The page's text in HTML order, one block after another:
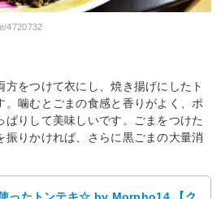
4720732
方をつけて衣にし、焼き揚げにしたト
。噛むとごまの食感と香りがよく、ポ
ぱりして美味しいです。ごまをつけた
振りかければ、さらに黒ごまの大量消
ったトンテキ☆ by Morpho14 【ク